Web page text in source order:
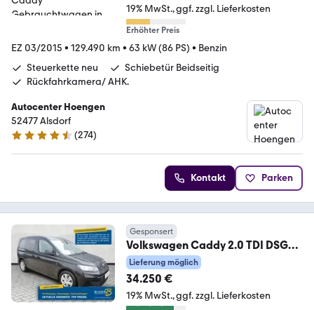
19% MwSt. ggf. zzgl. Lieferkosten
Erhöhter Preis
EZ 03/2015 • 129.490 km • 63 kW (86 PS) • Benzin
Steuerkette neu
Schiebetür Beidseitig
Rückfahrkamera/ AHK.
Autocenter Hoengen
52477 Alsdorf
4.5 Sterne
(274)
Kontakt Parken
Gesponsert
Volkswagen Caddy 2.0 TDI DSG
Family AppConnect / Rückfahrk.
Lieferung möglich
34.250 €
19% MwSt. ggf. zzgl. Lieferkosten